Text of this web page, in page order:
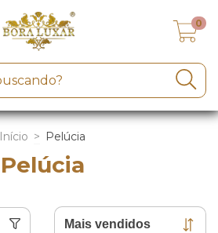
0
Início > Pelúcia
Pelúcia